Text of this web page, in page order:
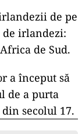
de pe
irlandezi:
de Sud.
a început să
de a purta
secolul 17.